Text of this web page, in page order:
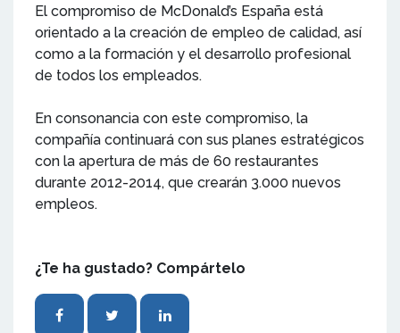
El compromiso de McDonald’s España está
orientado a la creación de empleo de calidad, así
como a la formación y el desarrollo profesional
de todos los empleados.
En consonancia con este compromiso, la
compañía continuará con sus planes estratégicos
con la apertura de más de 60 restaurantes
durante 2012-2014, que crearán 3.000 nuevos
empleos.
¿Te ha gustado? Compártelo